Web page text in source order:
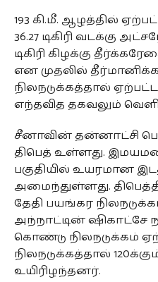
193 கி.மீ. ஆழத்தில்
36.27 டிகிரி வடக்கு
டிகிரி கிழக்கு
என முதலில்
நிலநடுக்கத்தால் ஏற்பட்ட
எந்தவித தகவலும்
சீனாவின் தன்னாட்சி
திபெத் உள்ளது.
பகுதியில் உயரமான
அமைந்துள்ளது.
தேதி பயங்கர
அந்நாட்டின்
கொண்டு நிலநடுக்கம்
நிலநடுக்கத்தால்
உயிரிழந்தனர்.